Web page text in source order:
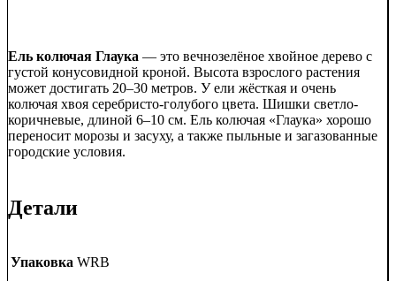
Ель колючая Глаука — это вечнозелёное хвойное дерево с
густой конусовидной кроной. Высота взрослого растения
может достигать 20–30 метров. У ели жёсткая и очень
колючая хвоя серебристо-голубого цвета. Шишки светло-
коричневые, длиной 6–10 см. Ель колючая «Глаука» хорошо
переносит морозы и засуху, а также пыльные и загазованные
городские условия.
Детали
Упаковка WRB